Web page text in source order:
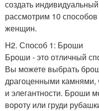
создать
рассмотрим 10
женщин.
H2. Способ 1: Броши
Броши - это отличный
Вы можете выбрать
драгоценными камнями,
и элегантности. Броши
вороту или груди